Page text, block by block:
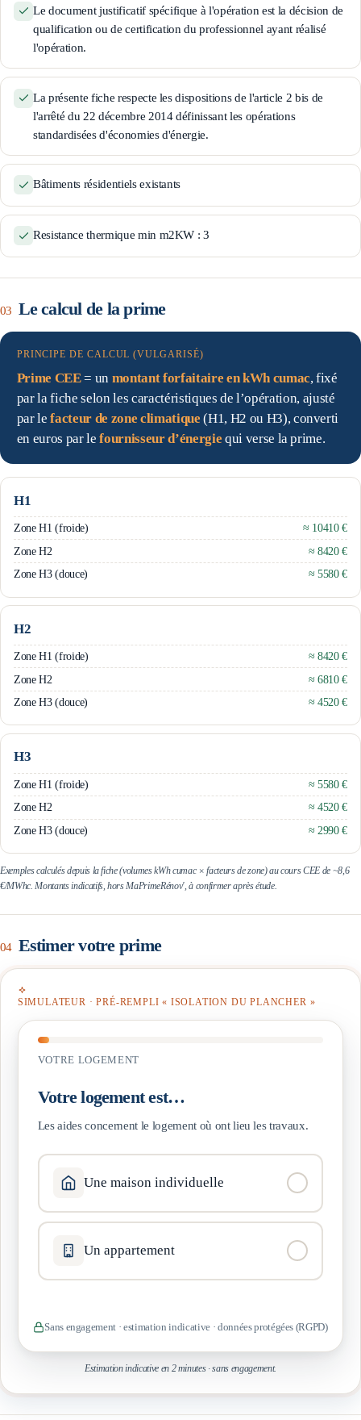
Le document justificatif spécifique à l'opération est la décision de
qualification ou de certification du professionnel ayant réalisé
l'opération.
La présente fiche respecte les dispositions de l'article 2 bis de
l'arrêté du 22 décembre 2014 définissant les opérations
standardisées d'économies d'énergie.
Bâtiments résidentiels existants
Resistance thermique min m2KW : 3
03 Le calcul de la prime
PRINCIPE DE CALCUL (VULGARISÉ)
Prime CEE= un montant forfaitaire en kWh cumac, fixé
par la fiche selon les caractéristiques de l’opération, ajusté
par lefacteur de zone climatique (H1, H2 ou H3), converti
en euros par lefournisseur d’énergie qui verse la prime.
H1
Zone H1 (froide)
≈ 10410 €
Zone H2
≈ 8420 €
Zone H3 (douce)
≈ 5580 €
H2
Zone H1 (froide)
≈ 8420 €
Zone H2
≈ 6810 €
Zone H3 (douce)
≈ 4520 €
H3
Zone H1 (froide)
≈ 5580 €
Zone H2
≈ 4520 €
Zone H3 (douce)
≈ 2990 €
Exemples calculés depuis la fiche (volumes kWh cumac × facteurs de zone) au cours CEE de ~8,6
€/MWhc. Montants indicatifs, hors MaPrimeRénov', à confirmer après étude.
04 Estimer votre prime
SIMULATEUR · PRÉ-REMPLI « ISOLATION DU PLANCHER »
VOTRE LOGEMENT
Votre logement est…
Les aides concernent le logement où ont lieu les travaux.
Une maison individuelle
Un appartement
Sans engagement · estimation indicative · données protégées (RGPD)
Estimation indicative en 2 minutes · sans engagement.